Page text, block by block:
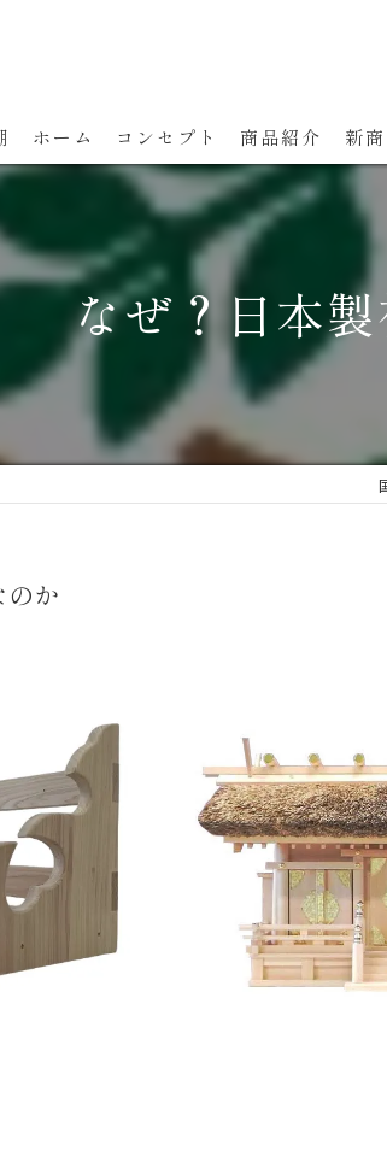
ホーム コンセプト
代表あいさつ
商品紹介 新
なぜ？日本
のか